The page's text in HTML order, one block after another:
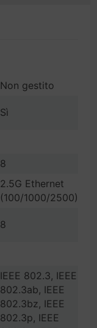
Non gestito
Sì
8
2.5G Ethernet
(100/1000/2500)
8
IEEE 802.3, IEEE
802.3ab, IEEE
802.3bz, IEEE
802.3p, IEEE